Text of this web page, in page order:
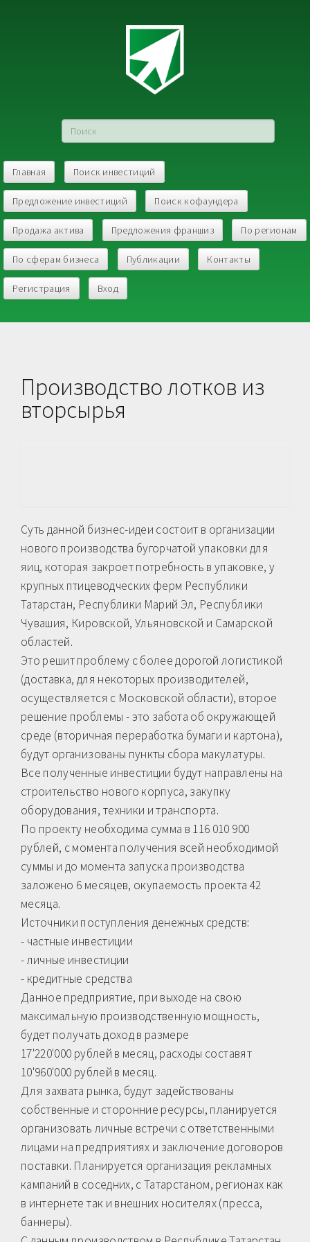
Главная Поиск инвестиций
Предложение инвестиций Поиск кофаундера
Продажа актива Предложения франшиз По регионам
По сферам бизнеса Публикации Контакты
Регистрация Вход
Производство лотков из
вторсырья
Суть данной бизнес-идеи состоит в организации
нового производства бугорчатой упаковки для
яиц, которая закроет потребность в упаковке, у
крупных птицеводческих ферм Республики
Татарстан, Республики Марий Эл, Республики
Чувашия, Кировской, Ульяновской и Самарской
областей.
Это решит проблему с более дорогой логистикой
(доставка, для некоторых производителей,
осуществляется с Московской области), второе
решение проблемы - это забота об окружающей
среде (вторичная переработка бумаги и картона),
будут организованы пункты сбора макулатуры.
Все полученные инвестиции будут направлены на
строительство нового корпуса, закупку
оборудования, техники и транспорта.
По проекту необходима сумма в 116 010 900
рублей, с момента получения всей необходимой
суммы и до момента запуска производства
заложено 6 месяцев, окупаемость проекта 42
месяца.
Источники поступления денежных средств:
- частные инвестиции
- личные инвестиции
- кредитные средства
Данное предприятие, при выходе на свою
максимальную производственную мощность,
будет получать доход в размере
17'220'000 рублей в месяц, расходы составят
10'960'000 рублей в месяц.
Для захвата рынка, будут задействованы
собственные и сторонние ресурсы, планируется
организовать личные встречи с ответственными
лицами на предприятиях и заключение договоров
поставки. Планируется организация рекламных
кампаний в соседних, с Татарстаном, регионах как
в интернете так и внешних носителях (пресса,
баннеры).